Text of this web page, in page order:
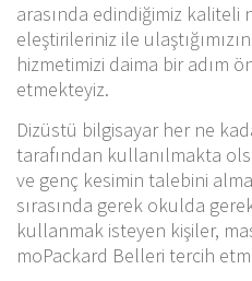
arasında edindiğimiz kaliteli
eleştirileriniz ile
hizmetimizi daima bir adım
etmekteyiz.
Dizüstü bilgisayar her ne
tarafından kullanılmakta
ve genç kesimin talebini
sırasında gerek okulda
kullanmak isteyen kişiler,
moPackard Belleri tercih